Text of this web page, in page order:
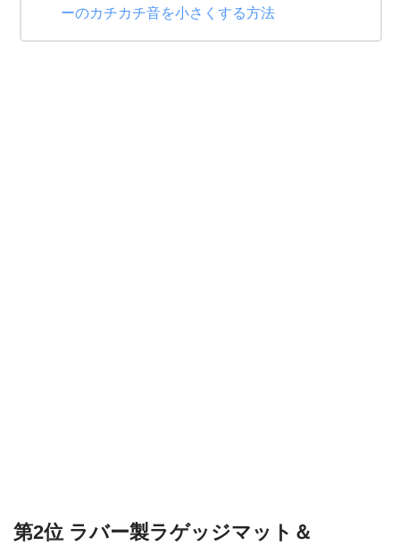
ーのカチカチ音を小さくする方法
第2位 ラバー製ラゲッジマット＆